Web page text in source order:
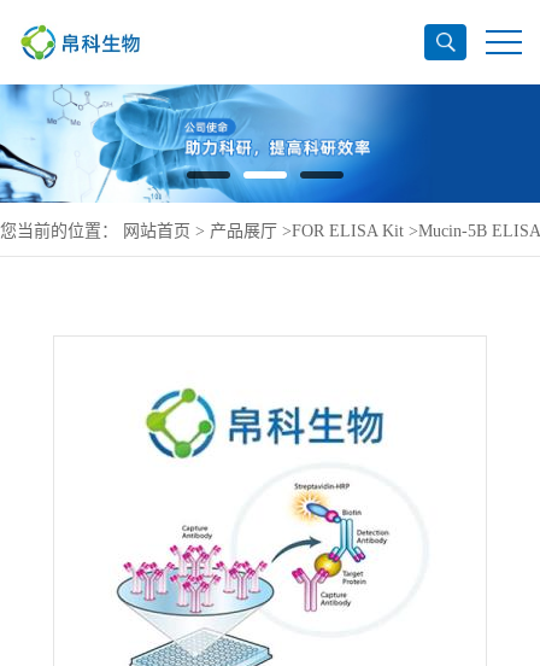
您当前的位置： 网站首页 > 产品展厅 >FOR ELISA Kit >Mucin-5B ELISA